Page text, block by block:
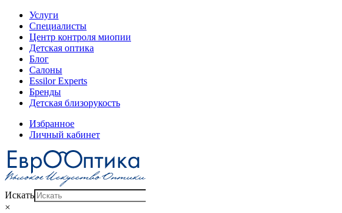
Услуги
Специалисты
Центр контроля миопии
Детская оптика
Блог
Салоны
Essilor Experts
Бренды
Детская близорукость
Избранное
Личный кабинет
Искать
×